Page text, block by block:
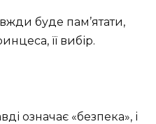
буде пам’ятати,
її вибір.
означає «безпека», і